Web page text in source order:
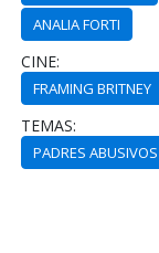
ANALIA FORTI
CINE:
FRAMING BRITNEY
TEMAS:
PADRES ABUSIVOS